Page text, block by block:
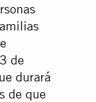
de
durará
de que